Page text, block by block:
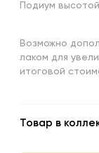
Подиум
Возможно
лаком для
итоговой
Товар в